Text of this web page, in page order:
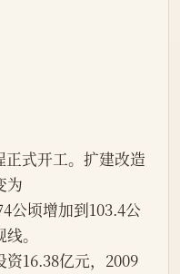
为
公顷增加到103.4公
。
16.38亿元，2009